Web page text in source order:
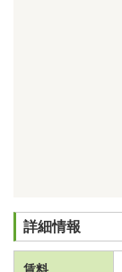
詳細情報
賃料